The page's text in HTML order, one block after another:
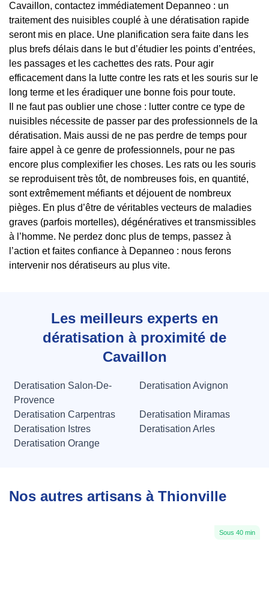
Cavaillon, contactez immédiatement Depanneo : un
traitement des nuisibles couplé à une dératisation rapide
seront mis en place. Une planification sera faite dans les
plus brefs délais dans le but d’étudier les points d’entrées,
les passages et les cachettes des rats. Pour agir
efficacement dans la lutte contre les rats et les souris sur le
long terme et les éradiquer une bonne fois pour toute.
Il ne faut pas oublier une chose : lutter contre ce type de
nuisibles nécessite de passer par des professionnels de la
dératisation. Mais aussi de ne pas perdre de temps pour
faire appel à ce genre de professionnels, pour ne pas
encore plus complexifier les choses. Les rats ou les souris
se reproduisent très tôt, de nombreuses fois, en quantité,
sont extrêmement méfiants et déjouent de nombreux
pièges. En plus d’être de véritables vecteurs de maladies
graves (parfois mortelles), dégénératives et transmissibles
à l’homme. Ne perdez donc plus de temps, passez à
l’action et faites confiance à Depanneo : nous ferons
intervenir nos dératiseurs au plus vite.
Les meilleurs experts en
dératisation à proximité de
Cavaillon
Deratisation Salon-De-
Provence
Deratisation Avignon
Deratisation Carpentras
Deratisation Miramas
Deratisation Istres
Deratisation Arles
Deratisation Orange
Nos autres artisans à Thionville
Sous 40 min